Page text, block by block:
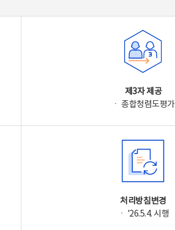
제3자 제공
ㆍ 종합청렴도평가
처리방침변경
ㆍ '26.5.4. 시행